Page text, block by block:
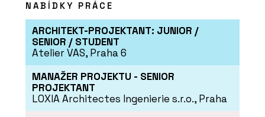
NABÍDKY PRÁCE
ARCHITEKT-PROJEKTANT: JUNIOR /
SENIOR / STUDENT
Atelier VAS, Praha 6
MANAŽER PROJEKTU - SENIOR
PROJEKTANT
LOXIA Architectes Ingenierie s.r.o., Praha